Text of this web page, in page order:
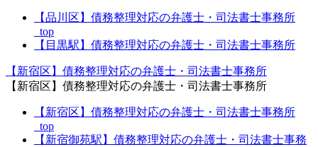
【品川区】債務整理対応の弁護士・司法書士事務所
_top
【目黒駅】債務整理対応の弁護士・司法書士事務所
【新宿区】債務整理対応の弁護士・司法書士事務所
【新宿区】債務整理対応の弁護士・司法書士事務所
【新宿区】債務整理対応の弁護士・司法書士事務所
_top
【新宿御苑駅】債務整理対応の弁護士・司法書士事務